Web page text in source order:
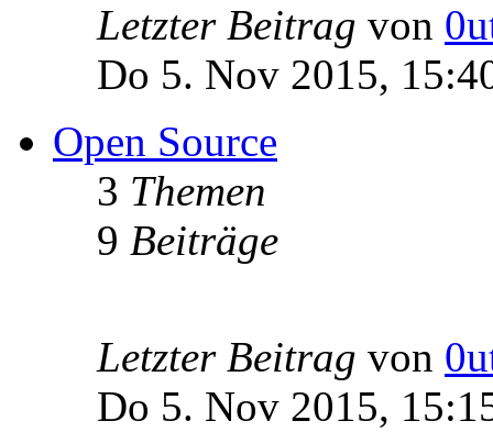
Letzter Beitrag von
Do 5. Nov 2015,
Open Source
3 Themen
9 Beiträge
Letzter Beitrag von
Do 5. Nov 2015,